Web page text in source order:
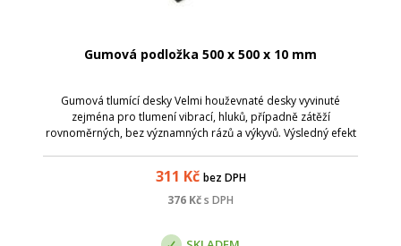
Gumová podložka 500 x 500 x 10 mm
Gumová tlumící desky Velmi houževnaté desky vyvinuté
zejména pro tlumení vibrací, hluků, případně zátěží
rovnoměrných, bez významných rázů a výkyvů. Výsledný efekt
311 Kč bez DPH
376 Kčs DPH